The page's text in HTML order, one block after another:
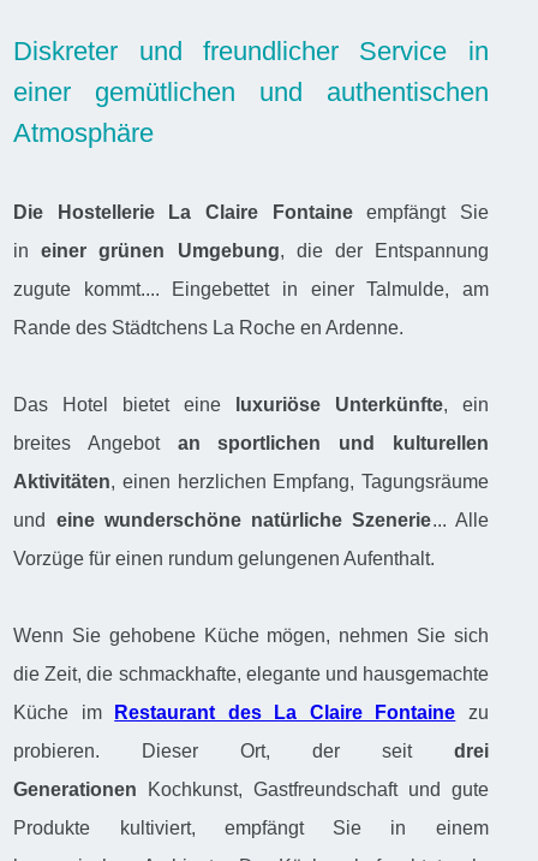
Diskreter und freundlicher Service in
einer gemütlichen und authentischen
Atmosphäre
Die Hostellerie La Claire Fontaineempfängt Sie
ineiner grünen Umgebung, die der Entspannung
zugute kommt.... Eingebettet in einer Talmulde, am
Rande des Städtchens La Roche en Ardenne.
Das Hotel bietet eine luxuriöse Unterkünfte, ein
breites Angebot an sportlichen und kulturellen
Aktivitäten, einen herzlichen Empfang, Tagungsräume
und eine wunderschöne natürliche Szenerie... Alle
Vorzüge für einen rundum gelungenen Aufenthalt.
Wenn Sie gehobene Küche mögen, nehmen Sie sich
die Zeit, die schmackhafte, elegante und hausgemachte
Küche im
Restaurant des La Claire Fontaine zu
probieren. Dieser Ort, der seit drei
Generationen Kochkunst, Gastfreundschaft und gute
Produkte kultiviert, empfängt Sie in einem